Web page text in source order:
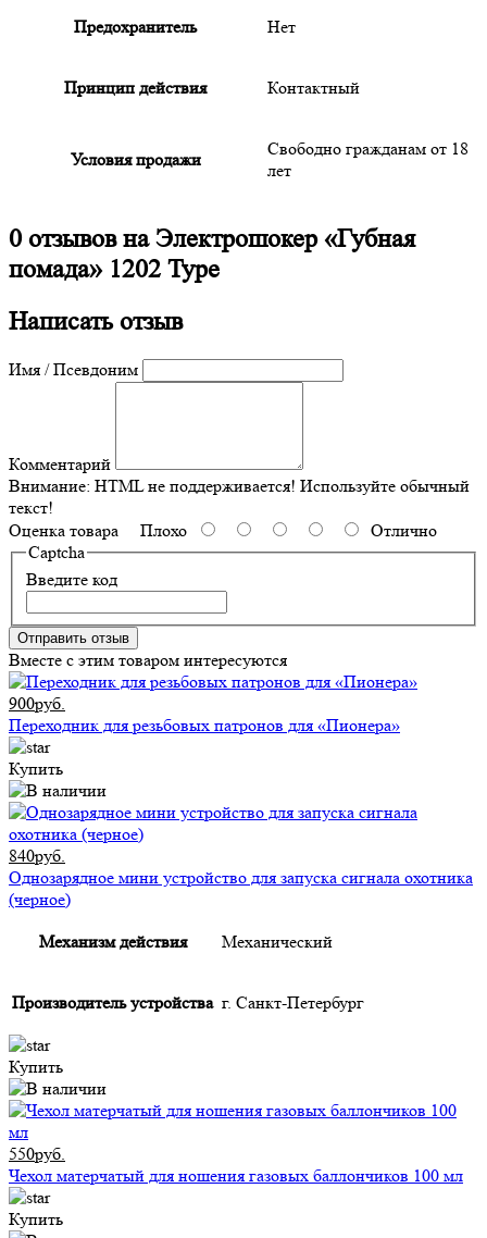
Предохранитель Нет
Принцип действия Контактный
Условия продажи
Свободно гражданам от 18
лет
0 отзывов наЭлектрошокер «Губная
помада» 1202 Type
Написать отзыв
Имя / Псевдоним
Комментарий
Внимание: HTML не поддерживается! Используйте обычный
текст!
Оценка товара Плохо
Отлично
Captcha
Введите код
Отправить отзыв
Вместе с этим товаром интересуются
900руб.
Переходник для резьбовых патронов для «Пионера»
Купить
840руб.
Однозарядное мини устройство для запуска сигнала охотника
(черное)
Механизм действия Механический
Производитель устройства г. Санкт-Петербург
Купить
550руб.
Чехол матерчатый для ношения газовых баллончиков 100 мл
Купить